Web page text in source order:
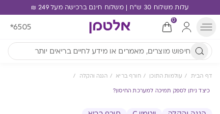
עלות משלוח 30 ש"ח | משלוח חינם ברכישה מעל 249 ₪
0
*6505
דף הבית עולמות התוכן חורף בריא הגנה והקלה
כיצד ניתן לספק תמיכה למערכת החיסון?